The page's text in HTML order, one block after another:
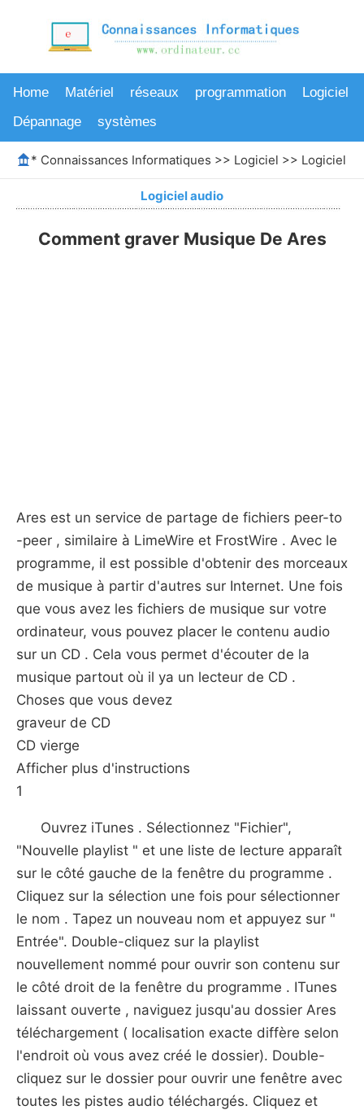
Home Matériel réseaux programmation
Logiciel
Dépannage
systèmes
* Connaissances Informatiques >> Logiciel >> Logiciel
Logiciel audio
Comment graver Musique De Ares
Ares est un service de partage de fichiers peer-to
-peer , similaire à LimeWire et FrostWire . Avec le
programme, il est possible d'obtenir des morceaux
de musique à partir d'autres sur Internet. Une fois
que vous avez les fichiers de musique sur votre
ordinateur, vous pouvez placer le contenu audio
sur un CD . Cela vous permet d'écouter de la
musique partout où il ya un lecteur de CD .
Choses que vous devez
graveur de CD
CD vierge
Afficher plus d'instructions
1
Ouvrez iTunes . Sélectionnez "Fichier",
"Nouvelle playlist " et une liste de lecture apparaît
sur le côté gauche de la fenêtre du programme .
Cliquez sur la sélection une fois pour sélectionner
le nom . Tapez un nouveau nom et appuyez sur "
Entrée". Double-cliquez sur la playlist
nouvellement nommé pour ouvrir son contenu sur
le côté droit de la fenêtre du programme . ITunes
laissant ouverte , naviguez jusqu'au dossier Ares
téléchargement ( localisation exacte diffère selon
l'endroit où vous avez créé le dossier). Double-
cliquez sur le dossier pour ouvrir une fenêtre avec
toutes les pistes audio téléchargés. Cliquez et